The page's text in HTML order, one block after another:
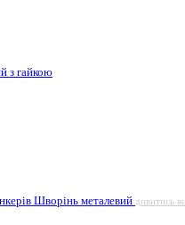
з гайкою
Шворінь металевий дивитись